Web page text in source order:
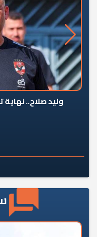
وليد صلاح.. نهاية